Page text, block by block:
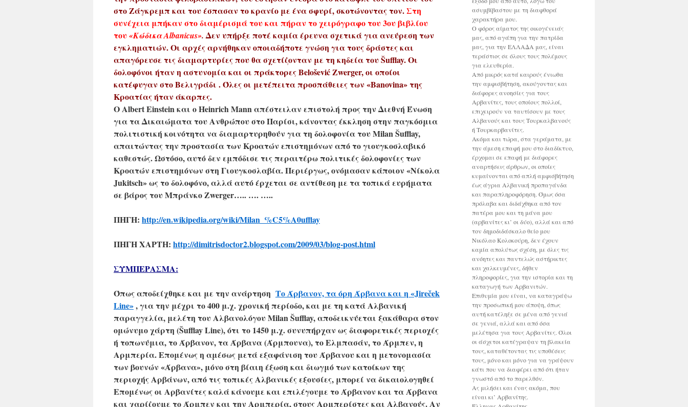
στο Ζάγκρεμπ και του έσπασαν το κρανίο με ένα σφυρί, σκοτώνοντας τον.Στη
συνέχεια μπήκαν στο διαμέρισμά του και πήραν το χειρόγραφο του 3ου βιβλίου
του«Κώδικα Αlbanicus».Δεν υπήρξε ποτέ καμία έρευνα σχετικά για ανεύρεση των
εγκληματιών. Οι αρχές αρνήθηκαν οποιαδήποτε γνώση για τους δράστες και
απαγόρευσε τις διαμαρτυρίες που θα σχετίζονταν με τη κηδεία του Šufflay. Οι
δολοφόνοι ήταν η αστυνομία και οι πράκτορες Belošević Zwerger, οι οποίοι
κατέφυγαν στο Βελιγράδι . Όλες οι μετέπειτα προσπάθειες των «Banovina» της
Κροατίας ήταν άκαρπες.
Ο Albert Einstein και ο Heinrich Mann απέστειλαν επιστολή προς την Διεθνή Ένωση
για τα Δικαιώματα του Ανθρώπου στο Παρίσι, κάνοντας έκκληση στην παγκόσμια
πολιτιστική κοινότητα να διαμαρτυρηθούν για τη δολοφονία του Milan Šufflay,
απαιτώντας την προστασία των Κροατών επιστημόνων από το γιουγκοσλαβικό
καθεστώς.Ωστόσο, αυτό δεν εμπόδισε τις περαιτέρω πολιτικές δολοφονίες των
Κροατών επιστημόνων στη Γιουγκοσλαβία. Περιέργως, ονόμασαν κάποιον «Νίκολα
Jukitsch» ως το δολοφόνο, αλλά αυτό έρχεται σε αντίθεση με τα τοπικά ευρήματα
σε βάρος του Μπράνκο Zwerger….. …. …..
ΠΗΓΗ: http://en.wikipedia.org/wiki/Milan_%C5%A0ufflay
ΠΗΓΗ ΧΑΡΤΗ: http://dimitrisdoctor2.blogspot.com/2009/03/blog-post.html
ΣΥΜΠΕΡΑΣΜΑ:
Όπως αποδείχθηκε και με την ανάρτηση Το Άρβανον, τα όρη Άρβανα και η «Jireček
Line», για την μέχρι το 400 μ.χ. χρονική περίοδο, και με τη κατά Αλβανική
παραγγελία, μελέτη του Αλβανολόγου Milan Šufflay, αποδεικνύεται ξακάθαρα στον
ομώνυμο χάρτη (Šufflay Line), ότι το 1450 μ.χ. συνυπήρχαν ως διαφορετικές περιοχές
ή τοπωνύμια, το Άρβανον, τα Άρβανα (Άρμπουνα), το Ελμπασάν, το Άρμπεν, η
Αρμπερία. Επομένως η αμέσως μετά εξαφάνιση του Άρβανου και η μετονομασία
των βουνών «Άρβανα», μόνο στη βίαιη έξωση και διωγμό των κατοίκων της
περιοχής Αρβάνων, από τις τοπικές Αλβανικές εξουσίες, μπορεί να δικαιολογηθεί
Επομένως οι Αρβανίτες καλά κάνουμε και επιλέγουμε το Άρβανον και τα Άρβανα
και χαρίζουμε το Άρμπεν και την Αρμπερία, στους Αρμπερίστες και Αλβανούς. Αν
ασυμβίβαστου με τη διαφθορά
χαρακτήρα μου.
Ο φόρος αίματος της οικογένειάς
μας, από αγάπη για την πατρίδα
μας, για την ΕΛΛΑΔΑ μας, είναι
τεράστιος σε όλους τους πολέμους
για ελευθερία.
Από μικρός κατά καιρούς ένιωθα
την αμφισβήτηση, ακούγοντας και
διάφορες ανοησίες για τους
Αρβανίτες, τους οποίους πολλοί,
επιχειρούν να ταυτίσουν με τους
Αλβανούς και τους Τουρκαλβανούς
ή Τουρκαρβανίτες.
Ακόμα και τώρα, στα γεράματα, με
την άμεση επαφή μου στο διαδίκτυο,
έρχομαι σε επαφή με διάφορες
αναρτήσεις άρθρων, οι οποίες
κυμαίνονται από απλή αμφισβήτηση
έως άγρια Αλβανική προπαγάνδα
και παραπληροφόρηση. Όμως όσα
πρόλαβα και διδάχθηκα από τον
πατέρα μου και τη μάνα μου
(αρβανίτες κι’ οι δύο), αλλά και από
τον δημοδιδάσκαλο θείο μου
Νικόλαο Κολοκούρη, δεν έχουν
καμία απολύτως σχέση, με όλες τις
ανόητες και παντελώς αστήρικτες
και χαλκευμένες, δήθεν
πληροφορίες, για την ιστορία και τη
καταγωγή των Αρβανιτών.
Επιθυμία μου είναι, να καταγράψω
την προσωπική μου άποψη, όπως
αυτή κατέληξε σε μένα από γενιά
σε γενιά, αλλά και από όσα
μελέτησα για τους Αρβανίτες. Όλοι
οι άσχετοι κατέγραψαν τη βλακεία
τους, καταθέτοντας τις υποθέσεις
τους, μόνο και μόνο για να γράψουν
κάτι που να διαφέρει από ότι ήταν
γνωστό από το παρελθόν.
Ας μιλήσει και ένας ακόμα, που
είναι κι’ Αρβανίτης.